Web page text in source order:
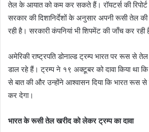
तेल के आयात को कम कर सकते हैं। रॉयटर्स की
सरकार की दिशानिर्देशों के अनुसार अपनी रूसी तेल
रही है। सरकारी कंपनियां भी शिपमेंट की जाँच कर रही
अमेरिकी राष्ट्रपति डोनाल्ड ट्रम्प भारत पर रूस से
डाल रहे हैं। ट्रम्प ने १९ अक्टूबर को दावा किया था कि
से बात की और उन्होंने आश्वासन दिया कि भारत रूस
कर देगा।
भारत के रूसी तेल खरीद को लेकर ट्रम्प का दावा